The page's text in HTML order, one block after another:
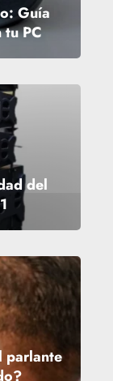
Guía
tu PC
del
parlante